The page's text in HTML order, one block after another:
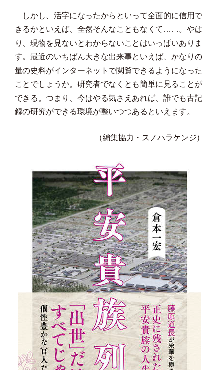
しかし、活字になったからといって全面的に信用で
きるかといえば、全然そんなこともなくて……。やは
り、現物を見ないとわからないことはいっぱいありま
す。最近のいちばん大きな出来事といえば、かなりの
量の史料がインターネットで閲覧できるようになった
ことでしょうか。研究者でなくとも簡単に見ることが
できる。つまり、今はやる気さえあれば、誰でも古記
録の研究ができる環境が整いつつあるといえます。
（編集協力・スノハラケンジ）